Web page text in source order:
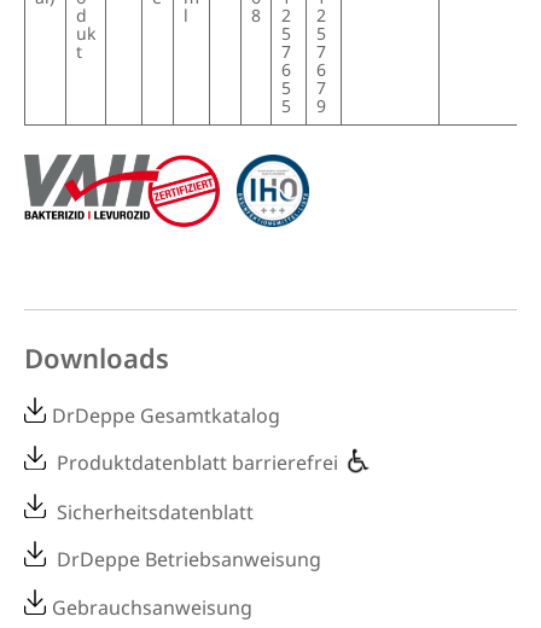
ein
hei
t)
d
uk
t
l 8 2
5
7
6
5
5
2
5
7
6
7
9
Downloads
DrDeppe Gesamtkatalog
Produktdatenblatt barrierefrei
Sicherheitsdatenblatt
DrDeppe Betriebsanweisung
Gebrauchsanweisung